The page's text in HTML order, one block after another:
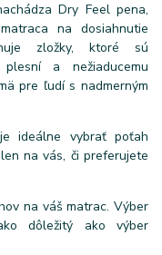
Dry Feel pena,
na dosiahnutie
zložky, ktoré sú
a nežiaducemu
pre ľudí s nadmerným
ideálne vybrať poťah
na vás, či preferujete
na váš matrac. Výber
dôležitý ako výber